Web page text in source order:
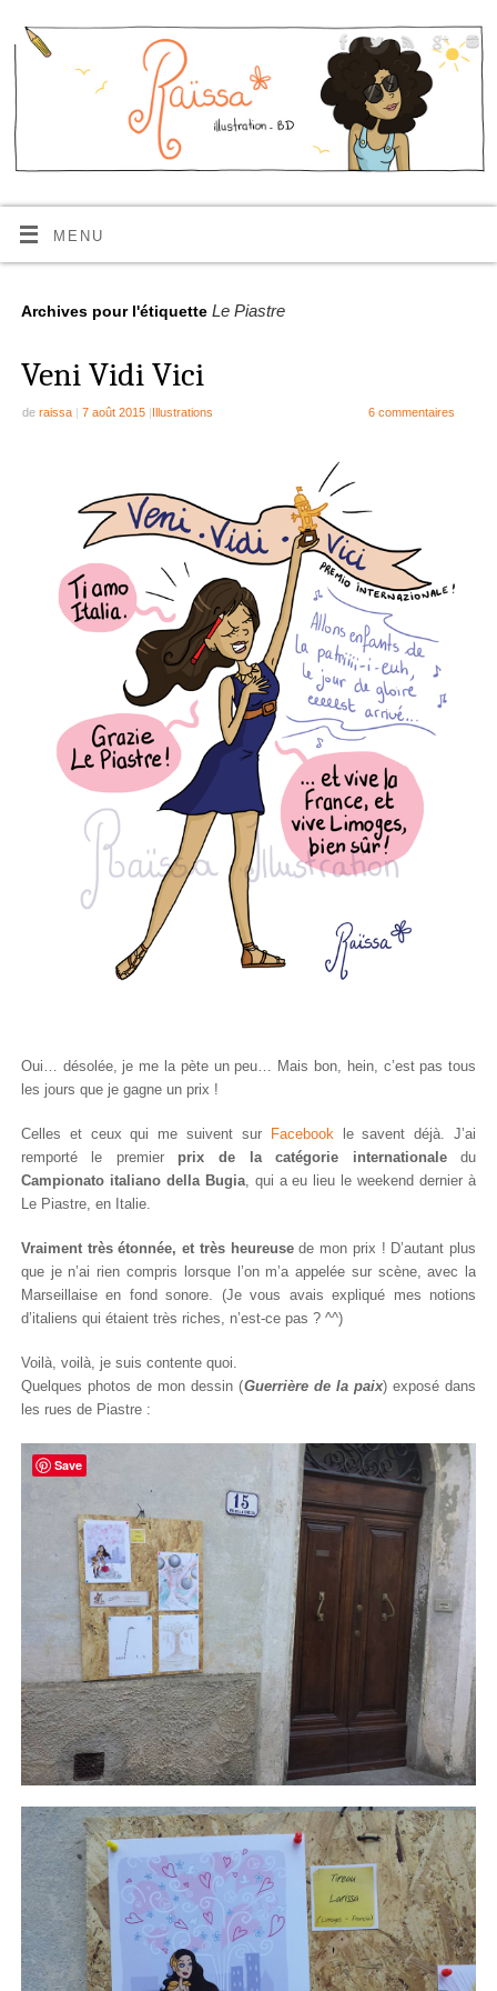
MENU
Archives pour l'étiquette Le Piastre
Veni Vidi Vici
de raissa | 7 août 2015 |Illustrations 6 commentaires
Oui… désolée, je me la pète un peu… Mais bon, hein, c’est pas tous
les jours que je gagne un prix !
Celles et ceux qui me suivent sur Facebookle savent déjà. J’ai
remporté le premier prix de la catégorie internationaledu
Campionato italiano della Bugia, qui a eu lieu le weekend dernier à
Le Piastre, en Italie.
Vraiment très étonnée, et très heureusede mon prix ! D’autant plus
que je n’ai rien compris lorsque l’on m’a appelée sur scène, avec la
Marseillaise en fond sonore. (Je vous avais expliqué mes notions
d’italiens qui étaient très riches, n’est-ce pas ? ^^)
Voilà, voilà, je suis contente quoi.
Quelques photos de mon dessin (Guerrière de la paix) exposé dans
les rues de Piastre :
Save